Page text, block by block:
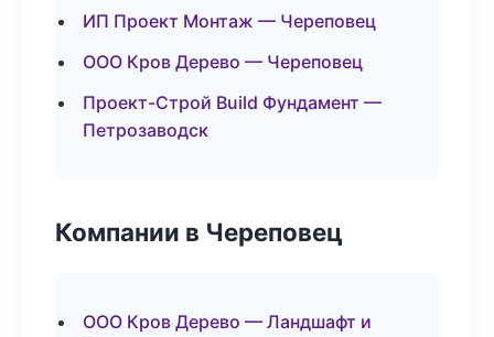
ИП Проект Монтаж — Череповец
ООО Кров Дерево — Череповец
Проект-Строй Build Фундамент —
Петрозаводск
Компании в Череповец
ООО Кров Дерево — Ландшафт и